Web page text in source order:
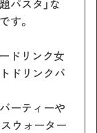
パスタ」な
す。
ドリンク女
ドリンクバ
ーティーや
ウォーター